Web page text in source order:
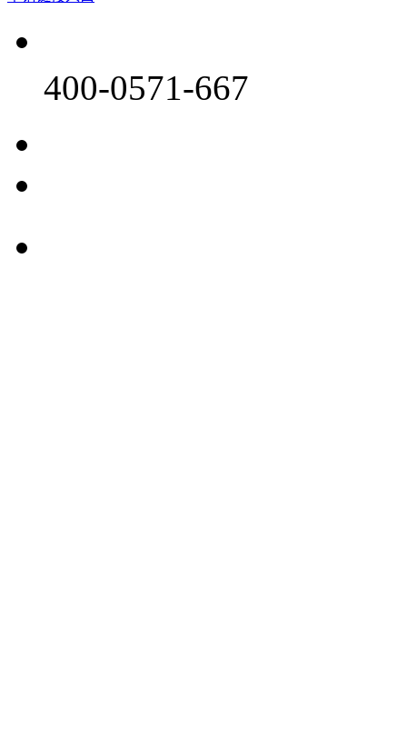
400-0571-667